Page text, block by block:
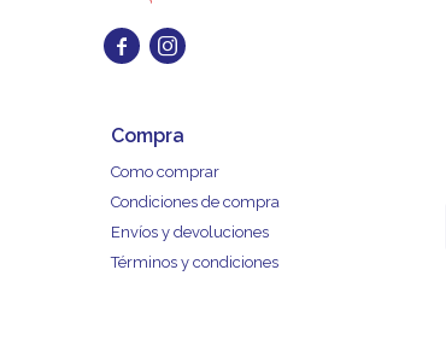
 
Compra
Como comprar
Condiciones de compra
Envíos y devoluciones
Términos y condiciones